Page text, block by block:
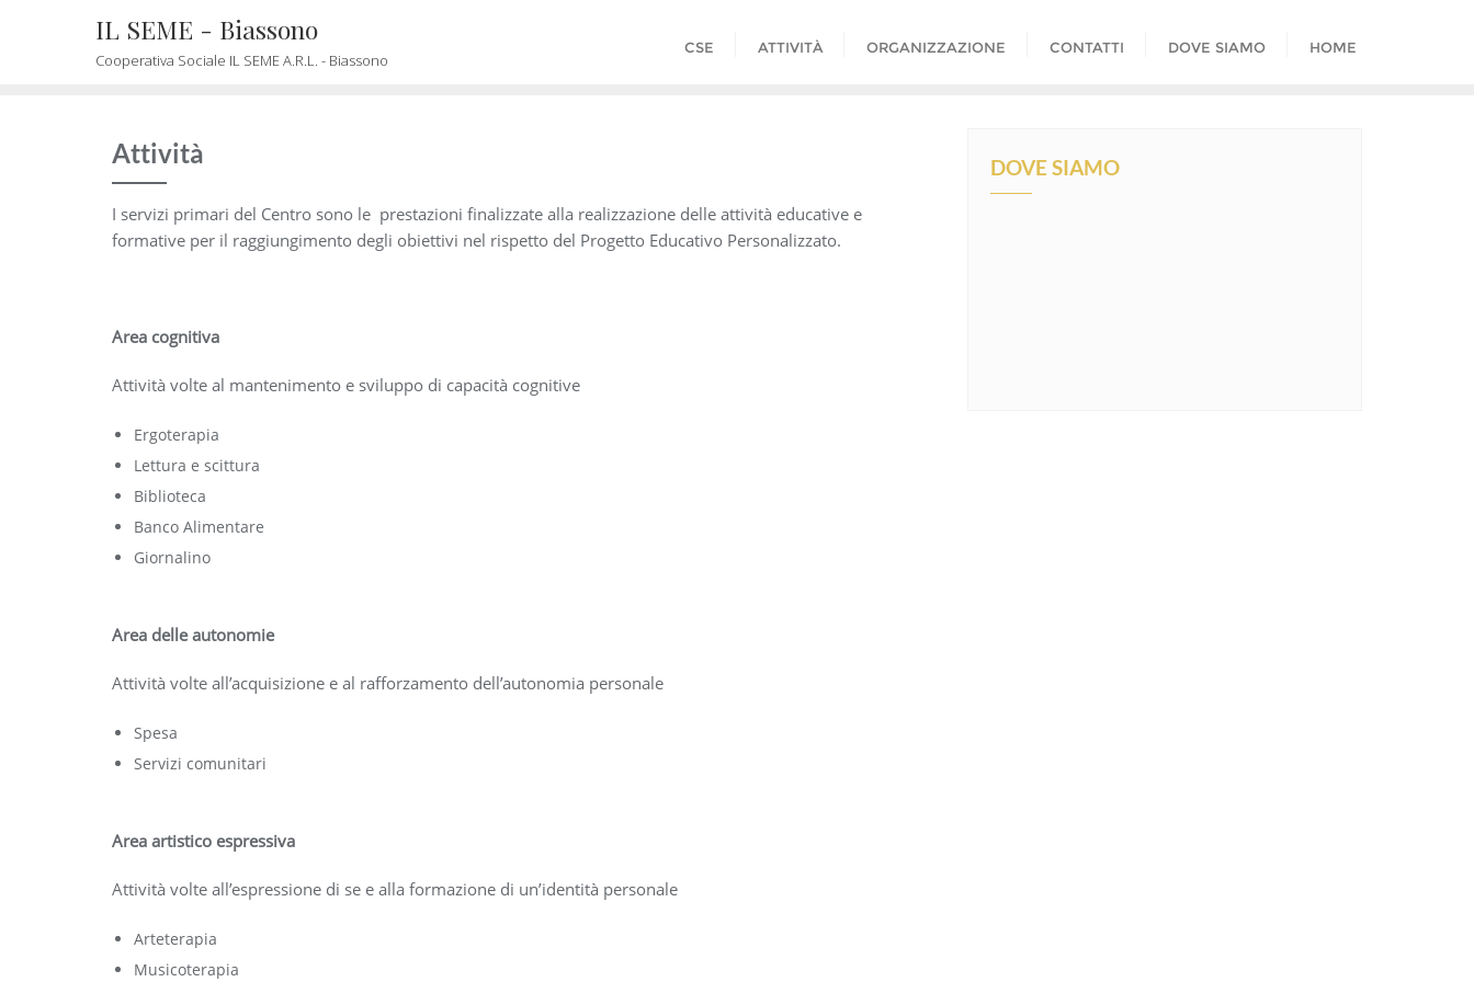
IL SEME - Biassono
Cooperativa Sociale IL SEME A.R.L. - Biassono
CSE ATTIVITÀ ORGANIZZAZIONE CONTATTI DOVE SIAMO HOME
Attività
I servizi primari del Centro sono le prestazioni finalizzate alla realizzazione delle attività educative e
formative per il raggiungimento degli obiettivi nel rispetto del Progetto Educativo Personalizzato.
Area cognitiva
Attività volte al mantenimento e sviluppo di capacità cognitive
Ergoterapia
Lettura e scittura
Biblioteca
Banco Alimentare
Giornalino
Area delle autonomie
Attività volte all’acquisizione e al rafforzamento dell’autonomia personale
Spesa
Servizi comunitari
Area artistico espressiva
Attività volte all’espressione di se e alla formazione di un’identità personale
Arteterapia
Musicoterapia
DOVE SIAMO